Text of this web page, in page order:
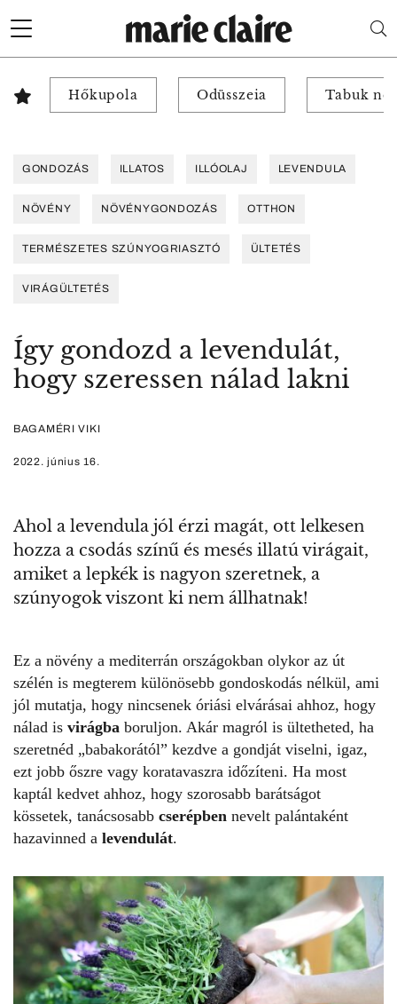
Hőkupola Odüsszeia Tabuk
GONDOZÁS ILLATOS ILLÓOLAJ LEVENDULA
NÖVÉNY NÖVÉNYGONDOZÁS OTTHON
TERMÉSZETES SZÚNYOGRIASZTÓ ÜLTETÉS
VIRÁGÜLTETÉS
Így gondozd a levendulát,
hogy szeressen nálad lakni
BAGAMÉRI VIKI
2022. június 16.
Ahol a levendula jól érzi magát, ott lelkesen
hozza a csodás színű és mesés illatú virágait,
amiket a lepkék is nagyon szeretnek, a
szúnyogok viszont ki nem állhatnak!
Ez a növény a mediterrán országokban olykor az út
szélén is megterem különösebb gondoskodás nélkül, ami
jól mutatja, hogy nincsenek óriási elvárásai ahhoz, hogy
nálad is virágba boruljon. Akár magról is ültetheted, ha
szeretnéd „babakorától” kezdve a gondját viselni, igaz,
ezt jobb őszre vagy koratavaszra időzíteni. Ha most
kaptál kedvet ahhoz, hogy szorosabb barátságot
kössetek, tanácsosabb cserépben nevelt palántaként
hazavinned a levendulát.